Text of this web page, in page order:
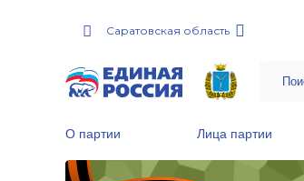
Саратовская область
О партии Лица партии